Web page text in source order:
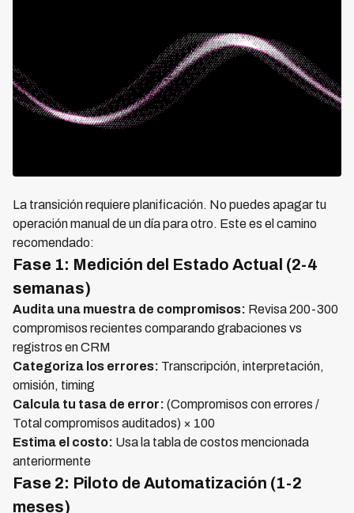
La transición requiere planificación. No puedes apagar tu
operación manual de un día para otro. Este es el camino
recomendado:
Fase 1: Medición del Estado Actual (2-4
semanas)
Audita una muestra de compromisos: Revisa 200-300
compromisos recientes comparando grabaciones vs
registros en CRM
Categoriza los errores: Transcripción, interpretación,
omisión, timing
Calcula tu tasa de error: (Compromisos con errores /
Total compromisos auditados) × 100
Estima el costo: Usa la tabla de costos mencionada
anteriormente
Fase 2: Piloto de Automatización (1-2
meses)